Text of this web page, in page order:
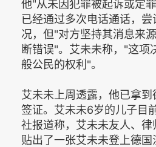
他"从未因犯罪被起诉或定
已经通过多次电话通话，
况，但"对方坚持其消息来
断错误"。艾未未称，"这项
般公民的权利"。
艾未未上周透露，他已拿
签证。艾未未6岁的儿子目
社报道称，艾未未友人、
贴出了一张艾未未登上德国